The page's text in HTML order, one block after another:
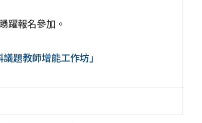
躍報名參加。
題教師增能工作坊」